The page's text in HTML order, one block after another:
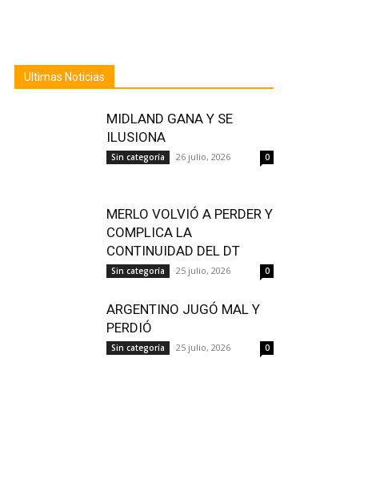
Ultimas Noticias
MIDLAND GANA Y SE
ILUSIONA
Sin categoría 26 julio, 2026 0
MERLO VOLVIÓ A PERDER Y
COMPLICA LA
CONTINUIDAD DEL DT
Sin categoría 25 julio, 2026 0
ARGENTINO JUGÓ MAL Y
PERDIÓ
Sin categoría 25 julio, 2026 0